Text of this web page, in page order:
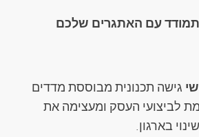
עם האתגרים שלכם
גישה תכנונית מבוססת מדדים
לביצועי העסק ומעצימה את
בארגון.